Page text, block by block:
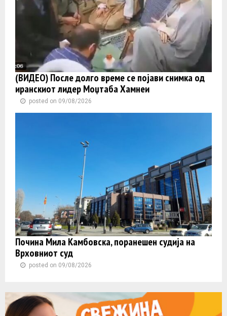
(ВИДЕО) После долго време се појави снимка од
иранскиот лидер Моџтаба Хамнеи
posted on 09/08/2026
Почина Мила Камбовска, поранешен судија на
Врховниот суд
posted on 09/08/2026